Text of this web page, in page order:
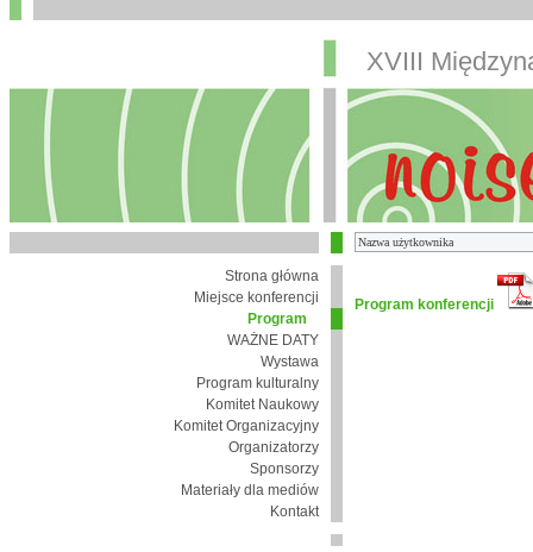
XVIII
Strona główna
Miejsce konferencji
Program
WAŻNE DATY
Wystawa
Program kulturalny
Komitet Naukowy
Komitet Organizacyjny
Organizatorzy
Sponsorzy
Materiały dla mediów
Kontakt
Program konferencji